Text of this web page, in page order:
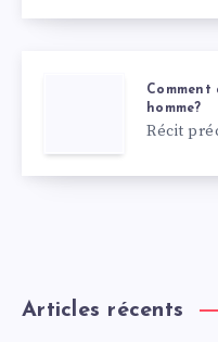
Comment
homme?
Récit
Articles récents